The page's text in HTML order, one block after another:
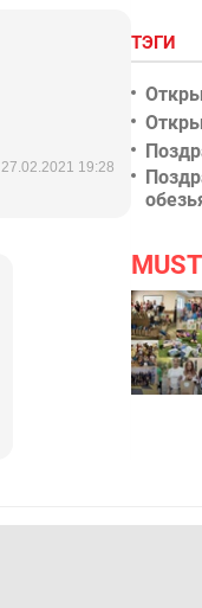
27.02.2021 19:28
ТЭГИ